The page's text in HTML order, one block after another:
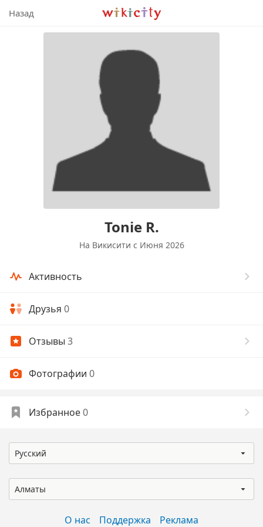
Викисити
Назад
Tonie R.
На Викисити c Июня 2026
Активность
Друзья 0
Отзывы 3
Фотографии 0
Избранное0
Русский
Алматы
О нас Поддержка Реклама